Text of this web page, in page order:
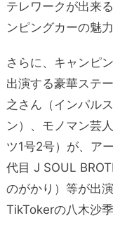
テレワークが出来
ンピングカーの魅
さらに、キャンピ
出演する豪華ステ
之さん（インパル
ン）、モノマン芸
ツ1号2号）が、ア
代目 J SOUL
のがかり）等が出
TikTokerの八木沙